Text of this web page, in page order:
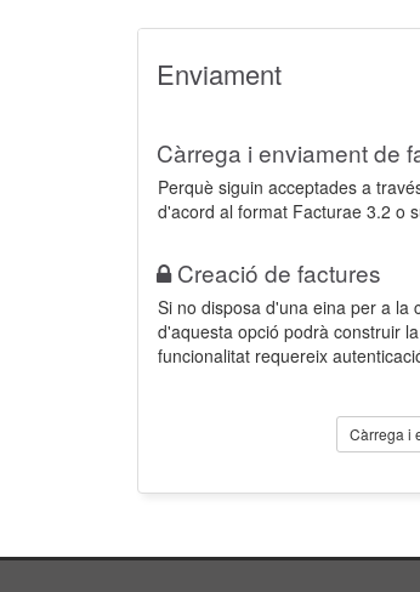
Enviament
Càrrega i enviament de
Perquè siguin acceptades a
d'acord al format Facturae 3.2 o
Creació de factures
Si no disposa d'una eina per a la
d'aquesta opció podrà construir
funcionalitat requereix
Càrrega i